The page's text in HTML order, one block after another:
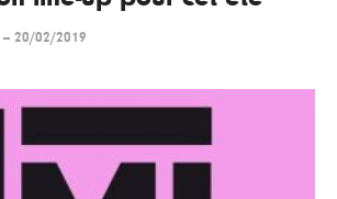
-- 20/02/2019